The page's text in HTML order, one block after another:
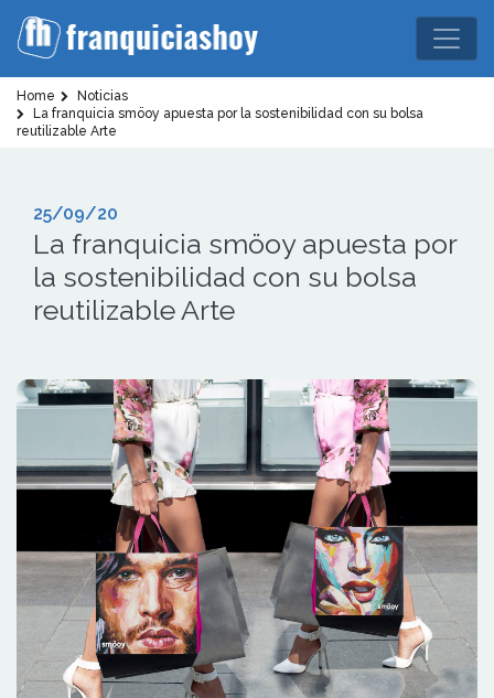
Home
Noticias
La franquicia smöoy apuesta por la sostenibilidad con su bolsa
reutilizable Arte
25/09/20
La franquicia smöoy apuesta por
la sostenibilidad con su bolsa
reutilizable Arte